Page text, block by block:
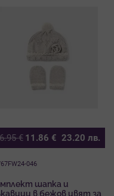
€ 11.86 € 23.20 лв.
046
шапка и
в бежов цвят за